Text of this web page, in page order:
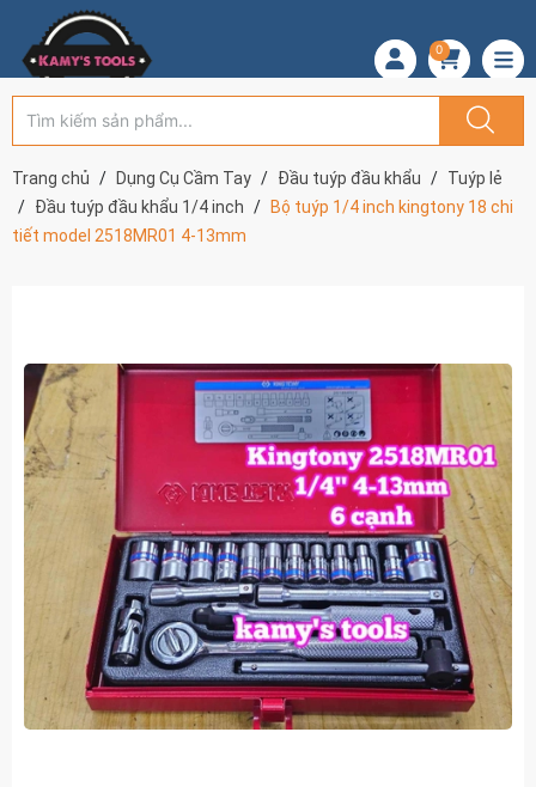
0
Trang chủ Dụng Cụ Cầm Tay Đầu tuýp đầu khẩu
Tuýp lẻ
Đầu tuýp đầu khẩu 1/4 inch
Bộ tuýp 1/4 inch kingtony 18 chi
tiết model 2518MR01 4-13mm